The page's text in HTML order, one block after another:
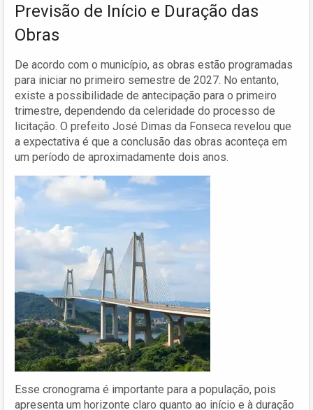
Previsão de Início e Duração das
Obras
De acordo com o município, as obras estão programadas
para iniciar no primeiro semestre de 2027. No entanto,
existe a possibilidade de antecipação para o primeiro
trimestre, dependendo da celeridade do processo de
licitação. O prefeito José Dimas da Fonseca revelou que
a expectativa é que a conclusão das obras aconteça em
um período de aproximadamente dois anos.
Esse cronograma é importante para a população, pois
apresenta um horizonte claro quanto ao início e à duração